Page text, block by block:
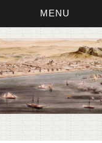
MENU